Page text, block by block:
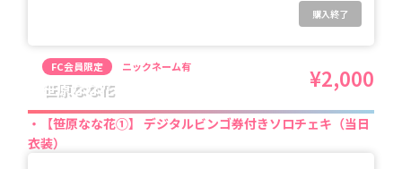
購入終了
FC会員限定 ニックネーム有
笹原なな花 ¥2,000
【笹原なな花①】 デジタルビンゴ券付きソロチェキ（当日
衣装）